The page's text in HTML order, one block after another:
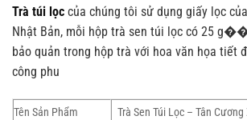
Trà túi lọc của chúng tôi sử dụng giấy lọc
Nhật Bản, mỗi hộp trà sen túi lọc có 25
bảo quản trong hộp trà với hoa văn họa tiết
công phu
Tên Sản Phẩm Trà Sen Túi Lọc – Tân Cương